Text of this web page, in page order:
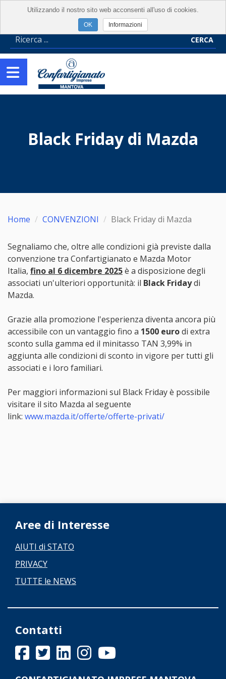
CERCA
Black Friday di Mazda
Home CONVENZIONI Black Friday di Mazda
Segnaliamo che, oltre alle condizioni già previste dalla
convenzione tra Confartigianato e Mazda Motor
Italia, fino al 6 dicembre 2025è a disposizione degli
associati un'ulteriori opportunità: il Black Fridaydi
Mazda.
Grazie alla promozione l'esperienza diventa ancora più
accessibile con un vantaggio fino a 1500 eurodi extra
sconto sulla gamma ed il minitasso TAN 3,99% in
aggiunta alle condizioni di sconto in vigore per tutti gli
associati e i loro familiari.
Per maggiori informazioni sul Black Friday è possibile
visitare il sito Mazda al seguente
link: www.mazda.it/offerte/offerte-privati/
Aree di Interesse
AIUTI di STATO
PRIVACY
TUTTE le NEWS
Contatti
Utilizzando il nostro sito web acconsenti all'uso di cookies.
Informazioni